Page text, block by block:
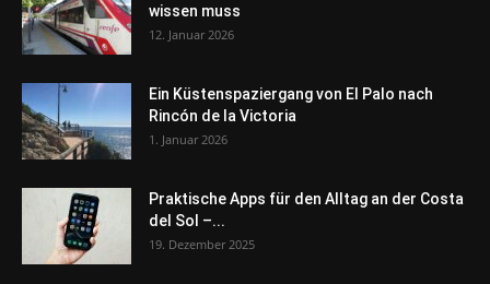
wissen muss
12. Januar 2026
Ein Küstenspaziergang von El Palo nach
Rincón de la Victoria
1. Januar 2026
Praktische Apps für den Alltag an der Costa
del Sol –...
19. Dezember 2025